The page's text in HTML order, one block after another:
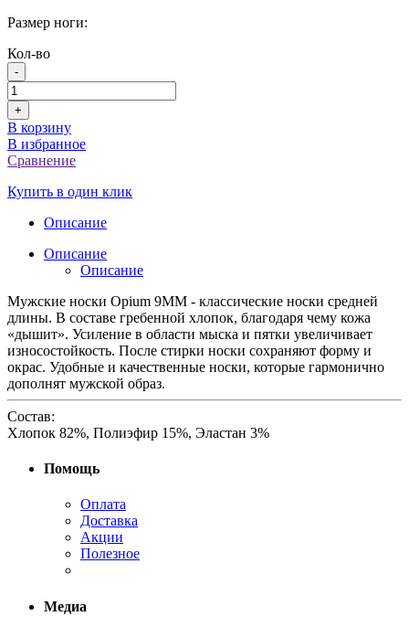
Размер ноги:
Кол-во
-
+
В корзину
В избранное
Сравнение
Купить в один клик
Описание
Описание
Описание
Мужские носки Opium 9MM - классические носки средней
длины. В составе гребенной хлопок, благодаря чему кожа
«дышит». Усиление в области мыска и пятки увеличивает
износостойкость. После стирки носки сохраняют форму и
окрас. Удобные и качественные носки, которые гармонично
дополнят мужской образ.
Состав:
Хлопок 82%, Полиэфир 15%, Эластан 3%
Помощь
Оплата
Доставка
Акции
Полезное
Медиа